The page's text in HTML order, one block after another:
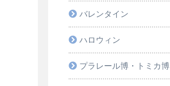
バレンタイン
ハロウィン
プラレール博・トミカ博